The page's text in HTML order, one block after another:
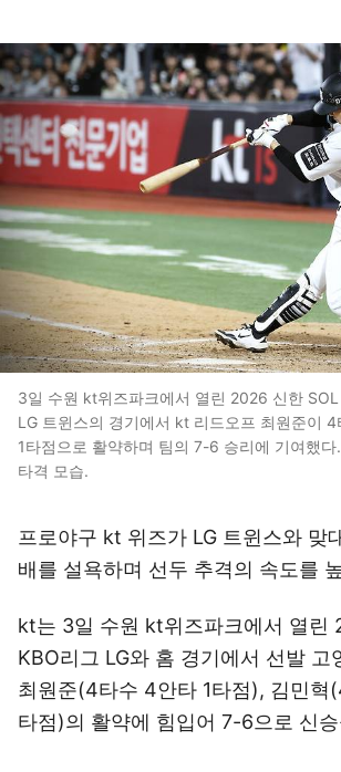
3일 수원 kt위즈파크에서 열린 2026 신한
LG 트윈스의 경기에서 kt 리드오프 최원준이
1타점으로 활약하며 팀의 7-6 승리에 기여했다
타격 모습.
프로야구 kt 위즈가 LG 트윈스와 맞
배를 설욕하며 선두 추격의 속도를
kt는 3일 수원 kt위즈파크에서 열린
KBO리그 LG와 홈 경기에서 선발 고
최원준(4타수 4안타 1타점), 김민혁
타점)의 활약에 힘입어 7-6으로 신